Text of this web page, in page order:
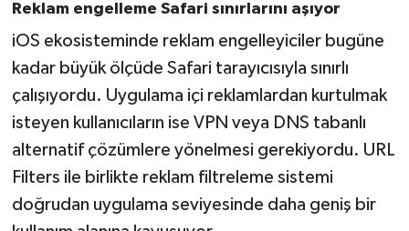
Reklam engelleme Safari sınırlarını aşıyor
iOS ekosisteminde reklam engelleyiciler bugüne
kadar büyük ölçüde Safari tarayıcısıyla sınırlı
çalışıyordu. Uygulama içi reklamlardan kurtulmak
isteyen kullanıcıların ise VPN veya DNS tabanlı
alternatif çözümlere yönelmesi gerekiyordu. URL
Filters ile birlikte reklam filtreleme sistemi
doğrudan uygulama seviyesinde daha geniş bir